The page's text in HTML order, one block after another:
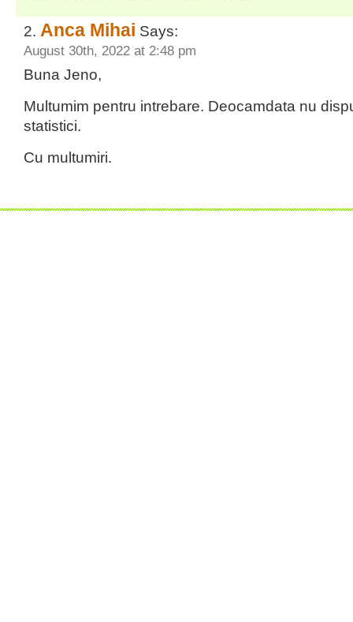
Anca Mihai Says:
August 30th, 2022 at 2:48 pm
Buna Jeno,
Multumim pentru intrebare. Deocamdata nu
statistici.
Cu multumiri.